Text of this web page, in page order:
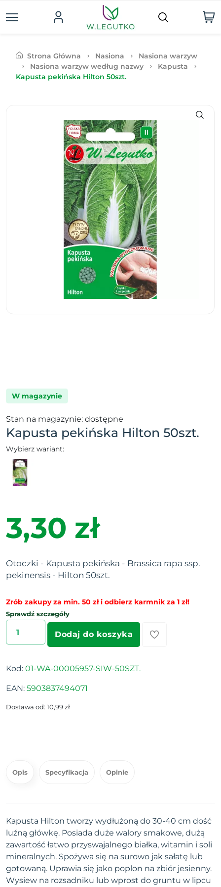
Strona Główna Nasiona
Nasiona warzyw
Nasiona warzyw według nazwy
Kapusta
Kapusta pekińska Hilton 50szt.
W magazynie
Stan na magazynie: dostępne
Kapusta pekińska Hilton 50szt.
Wybierz wariant:
3,30 zł
Otoczki - Kapusta pekińska - Brassica rapa ssp.
pekinensis - Hilton 50szt.
Zrób zakupy za min. 50 zł i odbierz karmnik za 1 zł!
Sprawdź szczegóły
Dodaj do koszyka
Kod: 01-WA-00005957-SIW-50SZT.
EAN: 5903837494071
Dostawa od: 10,99 zł
Opis Specyfikacja Opinie
Kapusta Hilton tworzy wydłużoną do 30-40 cm dość
luźną główkę. Posiada duże walory smakowe, dużą
zawartość łatwo przyswajalnego białka, witamin i soli
mineralnych. Spożywa się na surowo jak sałatę lub
gotowaną. Uprawia się jako poplon na zbiór jesienny.
Wysiew na rozsadniku lub wprost do gruntu w lipcu